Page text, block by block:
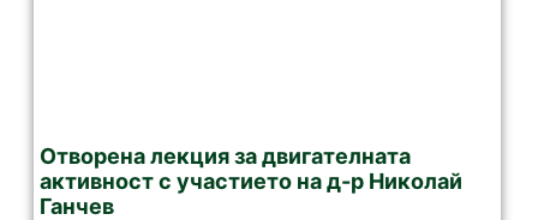
Отворена лекция за двигателната
активност с участието на д-р Николай
Ганчев